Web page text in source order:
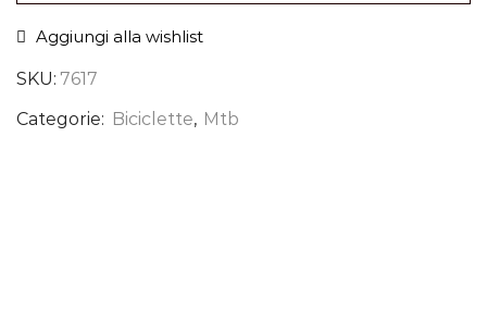
Aggiungi alla wishlist
SKU: 7617
Categorie: Biciclette, Mtb